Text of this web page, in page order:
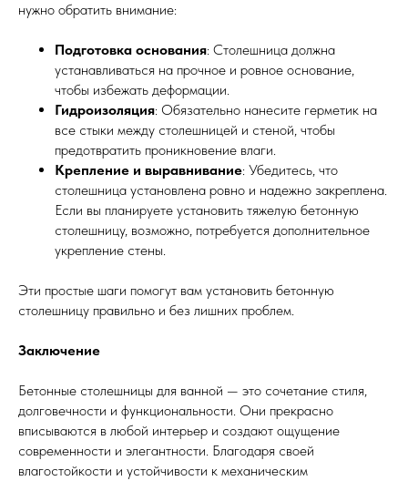
нужно обратить внимание:
Подготовка основания: Столешница должна
устанавливаться на прочное и ровное основание,
чтобы избежать деформации.
Гидроизоляция: Обязательно нанесите герметик на
все стыки между столешницей и стеной, чтобы
предотвратить проникновение влаги.
Крепление и выравнивание: Убедитесь, что
столешница установлена ровно и надежно закреплена.
Если вы планируете установить тяжелую бетонную
столешницу, возможно, потребуется дополнительное
укрепление стены.
Эти простые шаги помогут вам установить бетонную
столешницу правильно и без лишних проблем.
Заключение
Бетонные столешницы для ванной — это сочетание стиля,
долговечности и функциональности. Они прекрасно
вписываются в любой интерьер и создают ощущение
современности и элегантности. Благодаря своей
влагостойкости и устойчивости к механическим